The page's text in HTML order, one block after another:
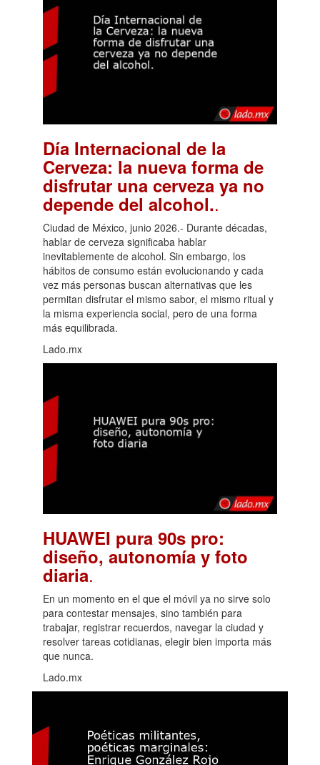
Día Internacional de la
Cerveza: la nueva forma de
disfrutar una cerveza ya no
depende del alcohol..
Ciudad de México, junio 2026.- Durante décadas,
hablar de cerveza significaba hablar
inevitablemente de alcohol. Sin embargo, los
hábitos de consumo están evolucionando y cada
vez más personas buscan alternativas que les
permitan disfrutar el mismo sabor, el mismo ritual y
la misma experiencia social, pero de una forma
más equilibrada.
Lado.mx
HUAWEI pura 90s pro:
diseño, autonomía y foto
diaria.
En un momento en el que el móvil ya no sirve solo
para contestar mensajes, sino también para
trabajar, registrar recuerdos, navegar la ciudad y
resolver tareas cotidianas, elegir bien importa más
que nunca.
Lado.mx